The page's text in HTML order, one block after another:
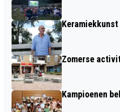
Zomerse
Kampioenen